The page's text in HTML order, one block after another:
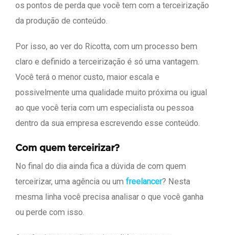
os pontos de perda que você tem com a terceirização
da produção de conteúdo.
Por isso, ao ver do Ricotta, com um processo bem
claro e definido a terceirização é só uma vantagem.
Você terá o menor custo, maior escala e
possivelmente uma qualidade muito próxima ou igual
ao que você teria com um especialista ou pessoa
dentro da sua empresa escrevendo esse conteúdo.
Com quem terceirizar?
No final do dia ainda fica a dúvida de com quem
terceirizar, uma agência ou um freelancer? Nesta
mesma linha você precisa analisar o que você ganha
ou perde com isso.